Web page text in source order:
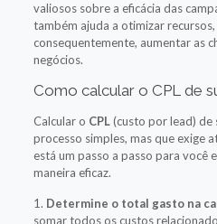
valiosos sobre a eficácia das
também ajuda a otimizar
consequentemente, aumentar as
negócios.
Como calcular o CPL de
Calcular o CPL(custo por lead) de
processo simples, mas que exige
está um passo a passo para você
maneira eficaz.
1. Determine o total gasto na
somar todos os custos